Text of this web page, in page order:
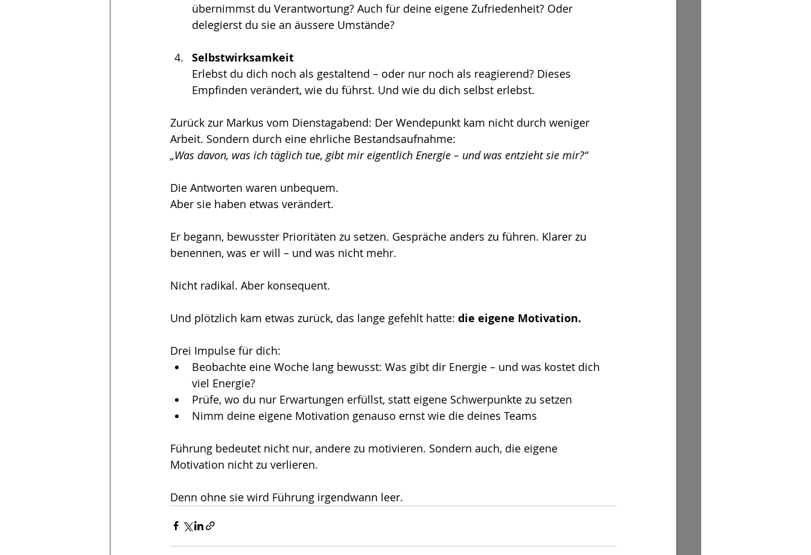
übernimmst du Verantwortung? Auch für deine eigene Zufriedenheit? Oder
delegierst du sie an äussere Umstände?
Selbstwirksamkeit
Erlebst du dich noch als gestaltend – oder nur noch als reagierend? Dieses
Empfinden verändert, wie du führst. Und wie du dich selbst erlebst.
Zurück zur Markus vom Dienstagabend: Der Wendepunkt kam nicht durch weniger
Arbeit. Sondern durch eine ehrliche Bestandsaufnahme:
„Was davon, was ich täglich tue, gibt mir eigentlich Energie – und was entzieht sie mir?“
Die Antworten waren unbequem.
Aber sie haben etwas verändert.
Er begann, bewusster Prioritäten zu setzen. Gespräche anders zu führen. Klarer zu
benennen, was er will – und was nicht mehr.
Nicht radikal. Aber konsequent.
Und plötzlich kam etwas zurück, das lange gefehlt hatte: die eigene Motivation.
Drei Impulse für dich:
Beobachte eine Woche lang bewusst: Was gibt dir Energie – und was kostet dich
viel Energie?
Prüfe, wo du nur Erwartungen erfüllst, statt eigene Schwerpunkte zu setzen
Nimm deine eigene Motivation genauso ernst wie die deines Teams
Führung bedeutet nicht nur, andere zu motivieren. Sondern auch, die eigene
Motivation nicht zu verlieren.
Denn ohne sie wird Führung irgendwann leer.